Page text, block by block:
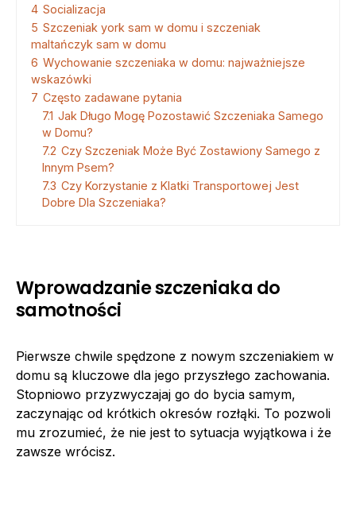
4 Socializacja
5 Szczeniak york sam w domu i szczeniak
maltańczyk sam w domu
6 Wychowanie szczeniaka w domu: najważniejsze
wskazówki
7 Często zadawane pytania
7.1 Jak Długo Mogę Pozostawić Szczeniaka Samego
w Domu?
7.2 Czy Szczeniak Może Być Zostawiony Samego z
Innym Psem?
7.3 Czy Korzystanie z Klatki Transportowej Jest
Dobre Dla Szczeniaka?
Wprowadzanie szczeniaka do
samotności
Pierwsze chwile spędzone z nowym szczeniakiem w
domu są kluczowe dla jego przyszłego zachowania.
Stopniowo przyzwyczajaj go do bycia samym,
zaczynając od krótkich okresów rozłąki. To pozwoli
mu zrozumieć, że nie jest to sytuacja wyjątkowa i że
zawsze wrócisz.